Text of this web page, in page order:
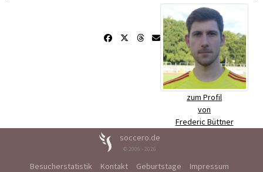
zum Profil
von
Frederic Büttner
soccero.de
© 2006 - 2026
Besucherstatistik Kontakt Geburtstage
Impressum